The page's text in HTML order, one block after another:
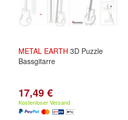
METAL EARTH 3D Puzzle
Bassgitarre
17,49 €
Kostenloser Versand